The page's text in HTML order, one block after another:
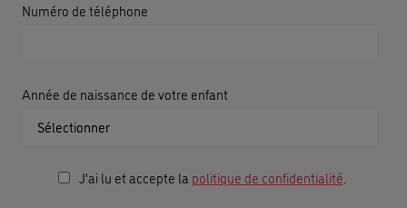
Numéro de téléphone
Année de naissance de votre enfant
J'ai lu et accepte la politique de confidentialité